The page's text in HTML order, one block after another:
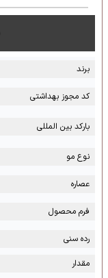
برند
کد مجوز بهداشتی
بارکد بین المللی
نوع مو
عصاره
فرم محصول
رده سنی
مقدار